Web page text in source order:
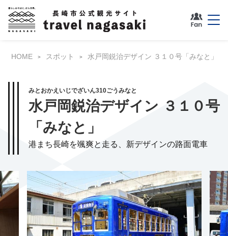
HOME スポット 水戸岡鋭治デザイン ３１０号「みなと」
みとおかえいじでざいん310ごうみなと
水戸岡鋭治デザイン ３１０号
「みなと」
港まち長崎を颯爽と走る、新デザインの路面電車